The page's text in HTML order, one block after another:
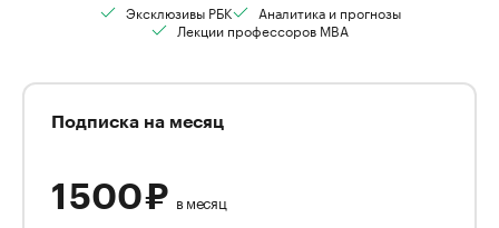
Эксклюзивы РБК
Аналитика и прогнозы
Лекции профессоров MBA
Подписка на месяц
1 500 ₽ в месяц